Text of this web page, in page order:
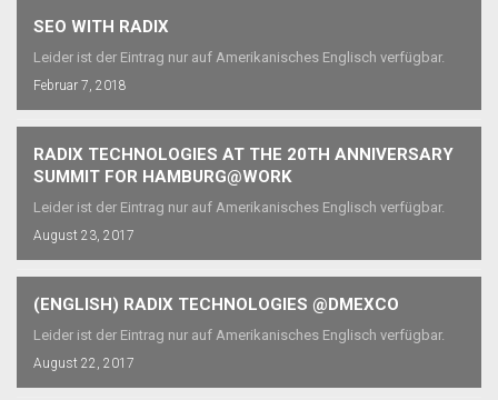
SEO WITH RADIX
Leider ist der Eintrag nur auf Amerikanisches Englisch verfügbar.
Februar 7, 2018
RADIX TECHNOLOGIES AT THE 20TH ANNIVERSARY
SUMMIT FOR HAMBURG@WORK
Leider ist der Eintrag nur auf Amerikanisches Englisch verfügbar.
August 23, 2017
(ENGLISH) RADIX TECHNOLOGIES @DMEXCO
Leider ist der Eintrag nur auf Amerikanisches Englisch verfügbar.
August 22, 2017